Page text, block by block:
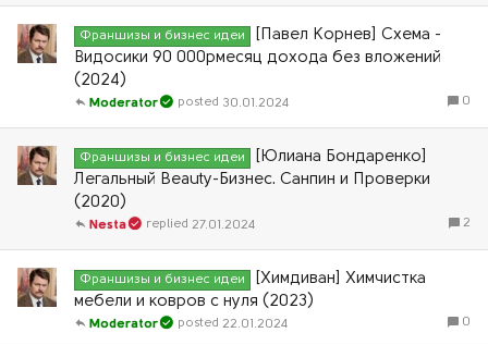
Франшизы и бизнес идеи
[Павел Корнев] Схема -
Видосики 90 000рмесяц дохода без вложений
(2024)
0
30.01.2024
Moderator
Франшизы и бизнес идеи
[Юлиана Бондаренко]
Легальный Beauty-Бизнес. Санпин и Проверки
(2020)
2
27.01.2024
Nesta
Франшизы и бизнес идеи
[Химдиван] Химчистка
мебели и ковров с нуля (2023)
0
22.01.2024
Moderator